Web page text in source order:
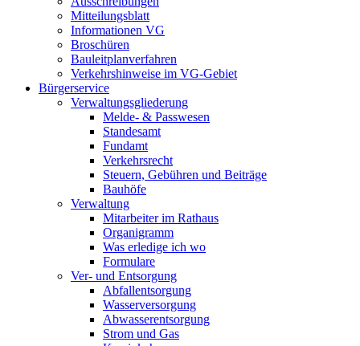
Mitteilungsblatt
Informationen VG
Broschüren
Bauleitplanverfahren
Verkehrshinweise im VG-Gebiet
Bürgerservice
Verwaltungsgliederung
Melde- & Passwesen
Standesamt
Fundamt
Verkehrsrecht
Steuern, Gebühren und Beiträge
Bauhöfe
Verwaltung
Mitarbeiter im Rathaus
Organigramm
Was erledige ich wo
Formulare
Ver- und Entsorgung
Abfallentsorgung
Wasserversorgung
Abwasserentsorgung
Strom und Gas